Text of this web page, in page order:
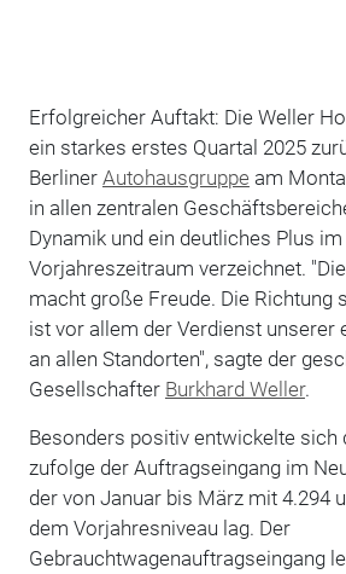
Erfolgreicher Auftakt: Die Weller
ein starkes erstes Quartal 2025
Berliner Autohausgruppe am
in allen zentralen
Dynamik und ein deutliches Plus
Vorjahreszeitraum verzeichnet.
macht große Freude. Die Richtung
ist vor allem der Verdienst unserer
an allen Standorten", sagte der
Gesellschafter Burkhard Weller.
Besonders positiv entwickelte sich
zufolge der Auftragseingang im
der von Januar bis März mit 4.294
dem Vorjahresniveau lag. Der
Gebrauchtwagenauftragseingang